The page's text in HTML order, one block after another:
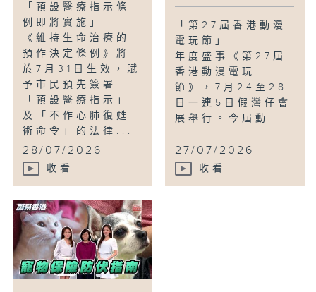
「預設醫療指示條
例即將實施」
《維持生命治療的
預作決定條例》將
於7月31日生效，賦
予市民預先簽署
「預設醫療指示」
及「不作心肺復甦
術命令」的法律...
28/07/2026
收看
「第27屆香港動漫
電玩節」
年度盛事《第27屆
香港動漫電玩
節》，7月24至28
日一連5日假灣仔會
展舉行。今屆動...
27/07/2026
收看